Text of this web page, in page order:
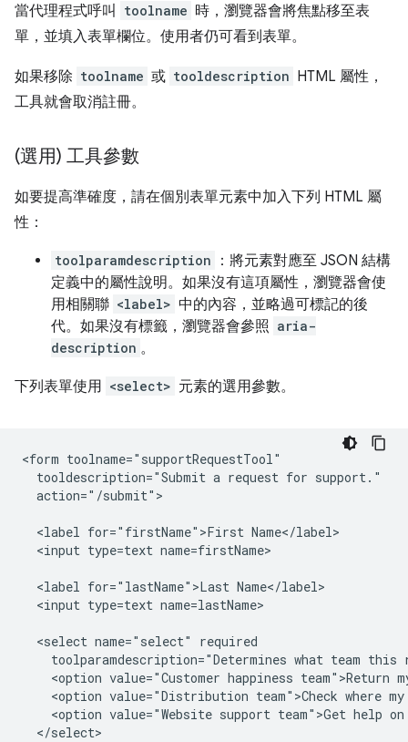
當代理程式呼叫 toolname 時，瀏覽器會將焦點移至表
單，並填入表單欄位。使用者仍可看到表單。
如果移除 toolname 或 tooldescription HTML 屬性，
工具就會取消註冊。
(選用) 工具參數
如要提高準確度，請在個別表單元素中加入下列 HTML 屬
性：
toolparamdescription
：將元素對應至 JSON 結構
定義中的屬性說明。如果沒有這項屬性，瀏覽器會使
用相關聯 <label> 中的內容，並略過可標記的後
代。如果沒有標籤，瀏覽器會參照 aria-
description 。
下列表單使用 <select> 元素的選用參數。
<form toolname="supportRequestTool"
  tooldescription="Submit a request for support."
  action="/submit">
  <label for="firstName">First Name</label>
  <input type=text name=firstName>
  <label for="lastName">Last Name</label>
  <input type=text name=lastName>
  <select name="select" required
toolparamdescription="Determines what team this
<option value="Customer happiness team">Return
<option value="Distribution team">Check where
<option value="Website support team">Get help
  </select>